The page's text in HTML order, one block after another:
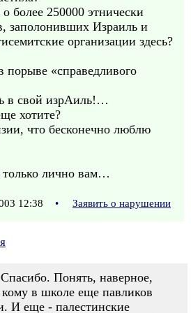
более 250000 этнически
заполонивших Израиль и
организации здесь?
«справедливого
в свой изрАиль!…
хотите?
что бесконечно люблю
лично вам…
12:38 • Заявить о нарушении
Понять, наверное,
в школе еще павликов
И еще - палестинские